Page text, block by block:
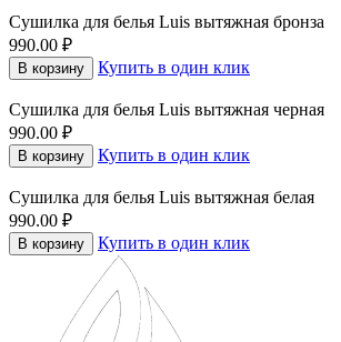
Сушилка для белья Luis вытяжная бронза
990.00 ₽
В корзину Купить в один клик
Сушилка для белья Luis вытяжная черная
990.00 ₽
В корзину Купить в один клик
Сушилка для белья Luis вытяжная белая
990.00 ₽
В корзину Купить в один клик